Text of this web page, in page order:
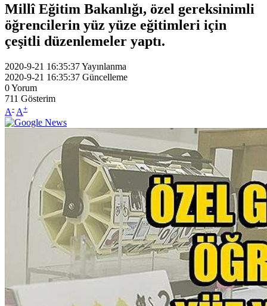
Millî Eğitim Bakanlığı, özel gereksinimli
öğrencilerin yüz yüze eğitimleri için
çeşitli düzenlemeler yaptı.
2020-9-21 16:35:37Yayınlanma
2020-9-21 16:35:37 Güncelleme
0Yorum
711 Gösterim
A- A+